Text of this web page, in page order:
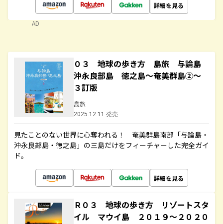
詳細を見る
AD
０３ 地球の歩き方 島旅 与論島
沖永良部島 徳之島～奄美群島②～
３訂版
島旅
2025.12.11 発売
見たことのない世界に心奪われる！ 奄美群島南部「与論島・
沖永良部島・徳之島」の三島だけをフィーチャーした完全ガイ
ド。
詳細を見る
Ｒ０３ 地球の歩き方 リゾートスタ
イル マウイ島 ２０１９～２０２０